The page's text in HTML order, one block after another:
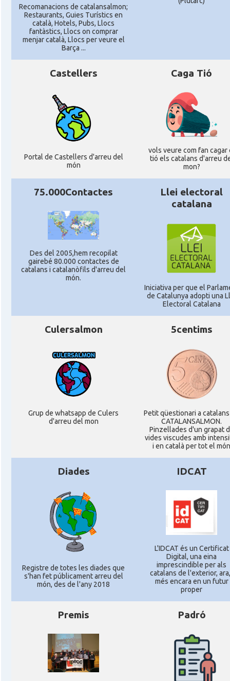
Recomanacions de catalansalmon;
Restaurants, Guies Turístics en
català, Hotels, Pubs, Llocs
fantàstics, Llocs on comprar
menjar català, Llocs per veure el
Barça ...
Castellers
Portal de Castellers d'arreu del
món
Caga Tió
vols veure com fan cagar
tió els catalans d'arreu
mon?
75.000Contactes
Des del 2005,hem recopilat
gairebé 80.000 contactes de
catalans i catalanòfils d'arreu del
món.
Llei electoral
catalana
Iniciativa per que el
de Catalunya adopti una
Electoral Catalana
Culersalmon
Grup de whatsapp de Culers
d'arreu del mon
5centims
Petit qüestionari a
CATALANSALMON.
Pinzellades d'un grapat
vides viscudes amb
i en català per tot el món
Diades
Registre de totes les diades que
s'han fet públicament arreu del
món, des de l'any 2018
IDCAT
L'IDCAT és un Certificat
Digital, una eina
imprescindible per als
catalans de l'exterior,
més encara en un futur
proper
Premis Padró